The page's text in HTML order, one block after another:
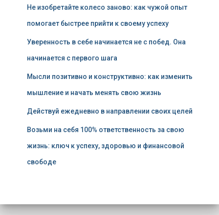
Не изобретайте колесо заново: как чужой опыт
помогает быстрее прийти к своему успеху
Уверенность в себе начинается не с побед. Она
начинается с первого шага
Мысли позитивно и конструктивно: как изменить
мышление и начать менять свою жизнь
Действуй ежедневно в направлении своих целей
Возьми на себя 100% ответственность за свою
жизнь: ключ к успеху, здоровью и финансовой
свободе